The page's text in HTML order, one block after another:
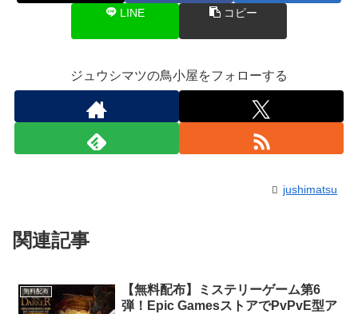
LINE コピー
ジュウシマツの鳥小屋をフォローする
jushimatsu
関連記事
無料配布
【無料配布】ミステリーゲーム第6
弾！Epic GamesストアでPvPvE型ア